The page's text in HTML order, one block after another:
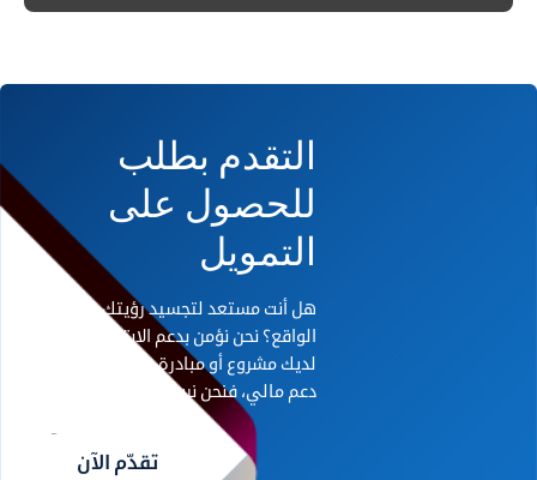
التقدم بطلب
للحصول على
التمويل
هل أنت مستعد لتجسيد رؤيتك على أرض
الواقع؟ نحن نؤمن بدعم الابتكار. إذا كان
لديك مشروع أو مبادرة رائدة تحتاج إلى
دعم مالي، فنحن نريد أن نسمع منك.
تقدّم الآن